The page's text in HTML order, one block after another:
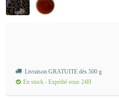
Livraison GRATUITE dès 500 g
En stock - Expédié sous 24H